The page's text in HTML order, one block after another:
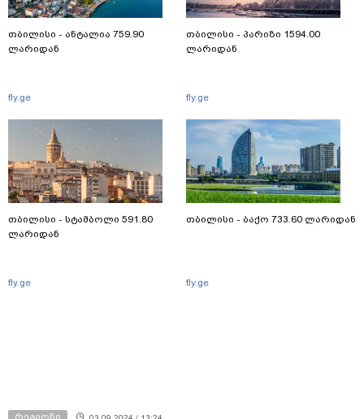
თბილისი - ანტალია 759.90
ლარიდან
fly.ge
თბილისი - სტამბოლი 591.80
ლარიდან
fly.ge
თბილისი - პარიზი 1594.00
ლარიდან
fly.ge
თბილისი - ბაქო 733.60 ლარიდან
fly.ge
რეგიონი